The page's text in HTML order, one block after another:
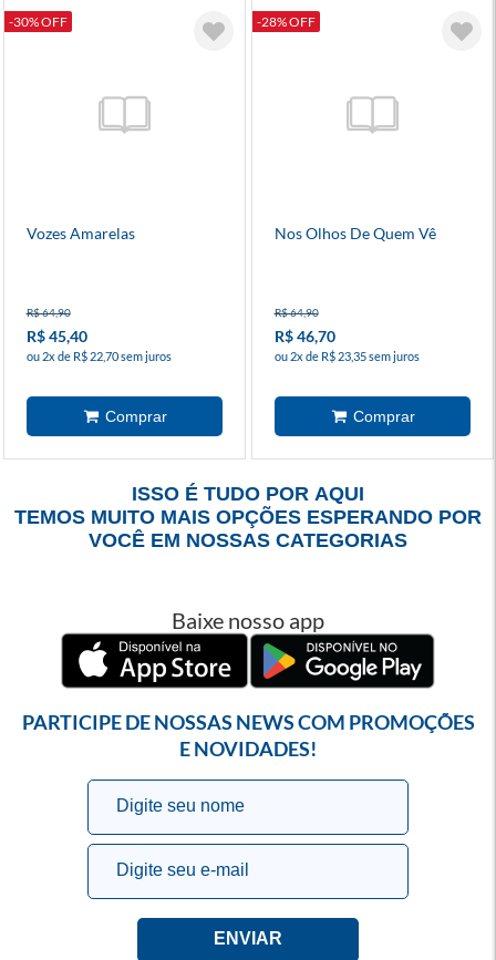
-30% OFF
Vozes Amarelas
R$ 64,90
R$ 45,40
ou 2x de R$ 22,70 sem juros
-28% OFF
Nos Olhos De Quem Vê
R$ 64,90
R$ 46,70
ou 2x de R$ 23,35 sem juros
ISSO É TUDO POR AQUI
TEMOS MUITO MAIS OPÇÕES ESPERANDO POR
VOCÊ EM NOSSAS CATEGORIAS
Baixe nosso app
PARTICIPE DE NOSSAS NEWS COM PROMOÇÕES
E NOVIDADES!